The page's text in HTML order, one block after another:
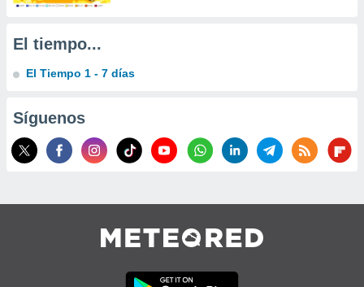
contenido
de la
el
del
o a través
de
de
con el
El tiempo...
El Tiempo 1 - 7 días
Síguenos